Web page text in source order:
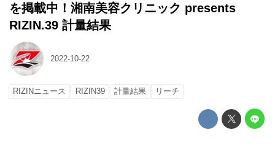
を掲載中！湘南美容クリニック presents
RIZIN.39 計量結果
2022-10-22
RIZINニュース RIZIN39 計量結果 リーチ